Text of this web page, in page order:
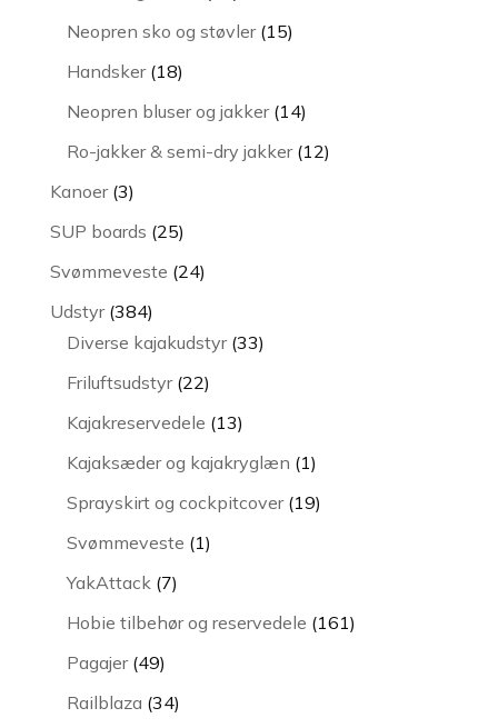
varer
Neopren sko og støvler 1515
Handsker 1818
Neopren bluser og jakker 1414
varer
Ro-jakker & semi-dry jakker 1212
Kanoer 33
varer
SUP boards 2525
varer
Svømmeveste 2424
Udstyr 384384
varer
Diverse kajakudstyr 3333
Friluftsudstyr 2222
varer
Kajakreservedele 1313
varer
Kajaksæder og kajakryglæn 11
vare
Sprayskirt og cockpitcover 1919
Svømmeveste 11
YakAttack 77
Hobie tilbehør og reservedele 161161
Pagajer 4949
varer
Railblaza 3434